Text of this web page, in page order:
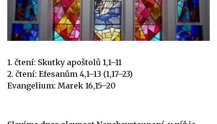
1. čtení: Skutky apoštolů 1,1–11
2. čtení: Efesanům 4,1–13 (1,17–23)
Evangelium: Marek 16,15–20